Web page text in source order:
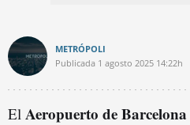
METRÓPOLI
Publicada 1 agosto 2025 14:22h
El Aeropuerto de Barcelona